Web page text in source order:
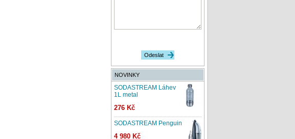
NOVINKY
SODASTREAM Láhev
1L metal
276 Kč
SODASTREAM Penguin
4 980 Kč